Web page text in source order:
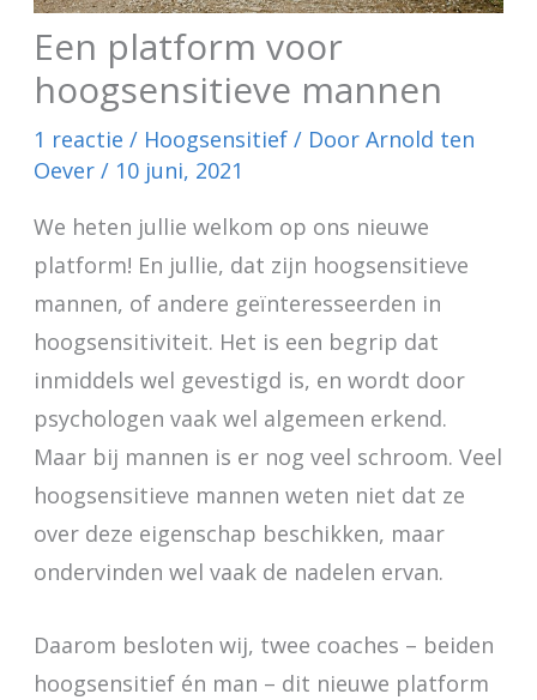
Een platform voor
hoogsensitieve mannen
1 reactie / Hoogsensitief/ Door Arnold ten
Oever / 10 juni, 2021
We heten jullie welkom op ons nieuwe
platform! En jullie, dat zijn hoogsensitieve
mannen, of andere geïnteresseerden in
hoogsensitiviteit. Het is een begrip dat
inmiddels wel gevestigd is, en wordt door
psychologen vaak wel algemeen erkend.
Maar bij mannen is er nog veel schroom. Veel
hoogsensitieve mannen weten niet dat ze
over deze eigenschap beschikken, maar
ondervinden wel vaak de nadelen ervan.
Daarom besloten wij, twee coaches – beiden
hoogsensitief én man – dit nieuwe platform